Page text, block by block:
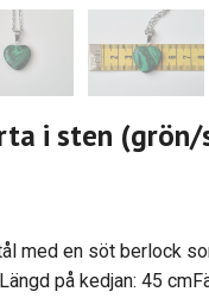
i sten
med en söt berlock
på kedjan: 45